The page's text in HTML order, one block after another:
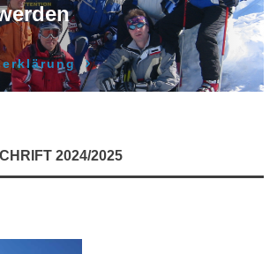
2024/2025